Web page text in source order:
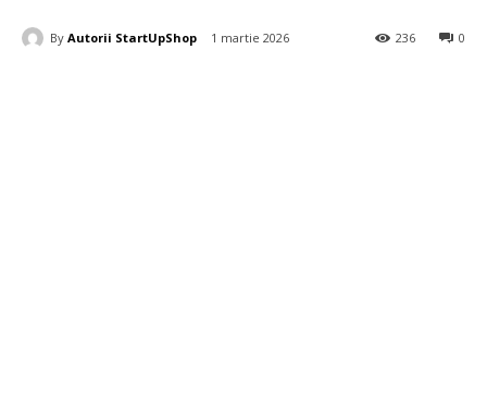
By Autorii StartUpShop 1 martie 2026 0
236